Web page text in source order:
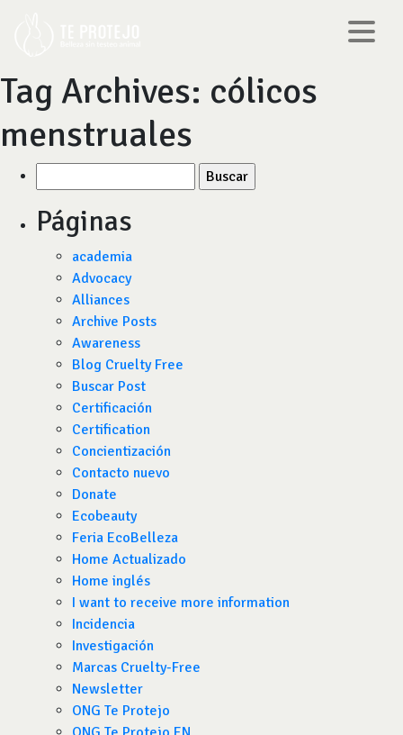
Tag Archives: cólicos
menstruales
por:
Páginas
academia
Advocacy
Alliances
Archive Posts
Awareness
Blog Cruelty Free
Buscar Post
Certificación
Certification
Concientización
Contacto nuevo
Donate
Ecobeauty
Feria EcoBelleza
Home Actualizado
Home inglés
I want to receive more information
Incidencia
Investigación
Marcas Cruelty-Free
Newsletter
ONG Te Protejo